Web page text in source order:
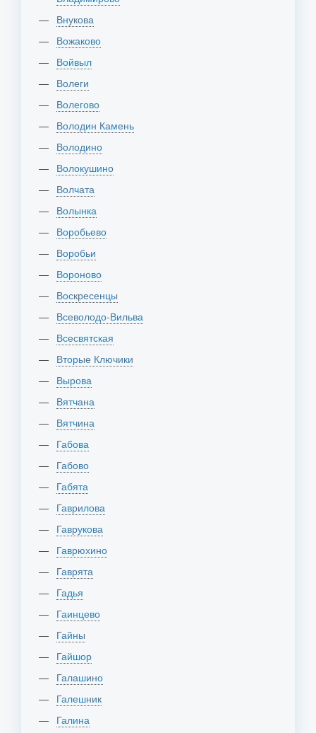
Внукова
Вожаково
Войвыл
Волеги
Волегово
Володин Камень
Володино
Волокушино
Волчата
Волынка
Воробьево
Воробьи
Вороново
Воскресенцы
Всеволодо-Вильва
Всесвятская
Вторые Ключики
Вырова
Вятчана
Вятчина
Габова
Габово
Габята
Гаврилова
Гаврукова
Гаврюхино
Гаврята
Гадья
Гаинцево
Гайны
Гайшор
Галашино
Галешник
Галина